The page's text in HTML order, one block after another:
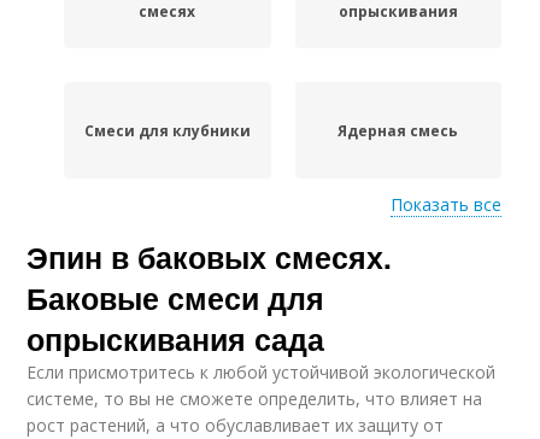
смесях
опрыскивания
Смеси для клубники Ядерная смесь
Смесь от вредителей
Показать все
Эпин в баковых смесях.
Баковые смеси для
опрыскивания сада
Если присмотритесь к любой устойчивой экологической
системе, то вы не сможете определить, что влияет на
рост растений, а что обуславливает их защиту от